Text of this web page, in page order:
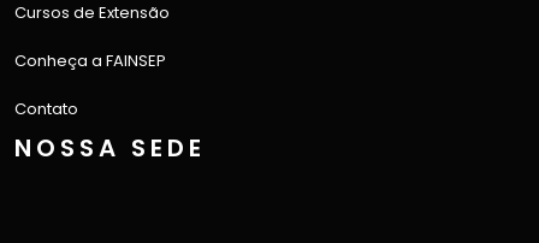
Cursos de Extensão
Conheça a FAINSEP
Contato
NOSSA SEDE